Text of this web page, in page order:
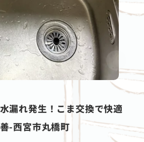
漏れ発生！こま交換で快適
-西宮市丸橋町